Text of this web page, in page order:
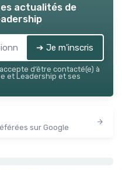
actualités de
➔ Je m'inscris
d’être contacté(e) à
et Leadership et ses
sur Google